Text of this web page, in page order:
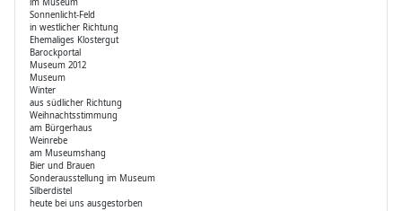
im Museum
Sonnenlicht-Feld
in westlicher Richtung
Ehemaliges Klostergut
Barockportal
Museum 2012
Museum
Winter
aus südlicher Richtung
Weihnachtsstimmung
am Bürgerhaus
Weinrebe
am Museumshang
Bier und Brauen
Sonderausstellung im Museum
Silberdistel
heute bei uns ausgestorben